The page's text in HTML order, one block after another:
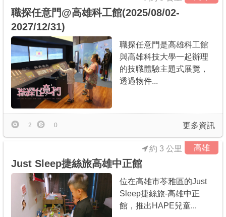
職探任意門@高雄科工館(2025/08/02-
2027/12/31)
職探任意門是高雄科工館
與高雄科技大學一起辦理
的技職體驗主題式展覽，
透過物件...
更多資訊
2 0
高雄
Just Sleep捷絲旅高雄中正館
約 3 公里
位在高雄市苓雅區的Just
Sleep捷絲旅-高雄中正
館，推出HAPE兒童...